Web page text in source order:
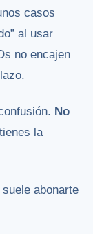
casos
al usar
no encajen
No
la
abonarte